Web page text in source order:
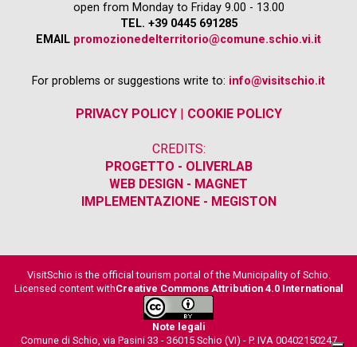
open from Monday to Friday 9.00 - 13.00
TEL. +39 0445 691285
EMAIL promozionedelterritorio@comune.schio.vi.it
For problems or suggestions write to: info@visitschio.it
PRIVACY POLICY| COOKIE POLICY
CREDITS:
PROGETTO - OLIVERLAB
WEB DESIGN - MAGNET
IMPLEMENTAZIONE - MEGISTON
VisitSchio is the official tourism portal of the Municipality of Schio.
Licensed content withCreative Commons Attribution 4.0 International
Note legali
Comune di Schio, via Pasini 33 - 36015 Schio (VI) - P. IVA 00402150247